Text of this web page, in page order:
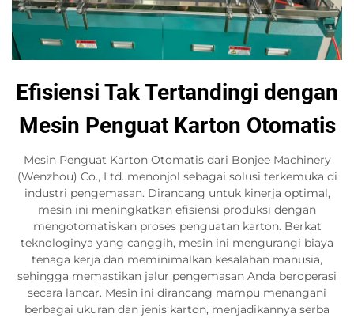
Efisiensi Tak Tertandingi dengan
Mesin Penguat Karton Otomatis
Mesin Penguat Karton Otomatis dari Bonjee Machinery
(Wenzhou) Co., Ltd. menonjol sebagai solusi terkemuka di
industri pengemasan. Dirancang untuk kinerja optimal,
mesin ini meningkatkan efisiensi produksi dengan
mengotomatiskan proses penguatan karton. Berkat
teknologinya yang canggih, mesin ini mengurangi biaya
tenaga kerja dan meminimalkan kesalahan manusia,
sehingga memastikan jalur pengemasan Anda beroperasi
secara lancar. Mesin ini dirancang mampu menangani
berbagai ukuran dan jenis karton, menjadikannya serba